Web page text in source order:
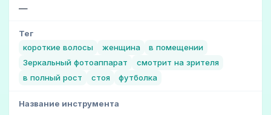
—
Тег
короткие волосы
женщина
в помещении
Зеркальный фотоаппарат
смотрит на зрителя
в полный рост
стоя футболка
Название инструмента